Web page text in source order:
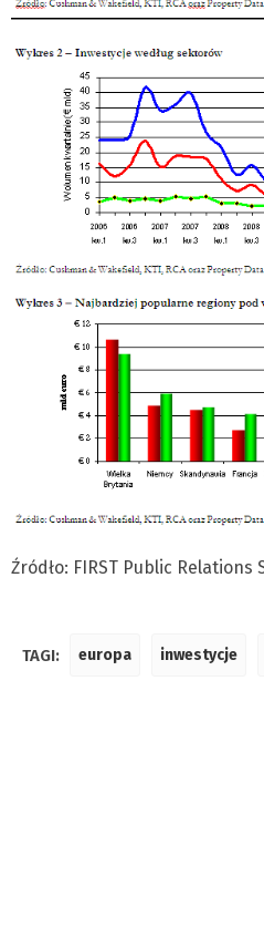
Źródło: FIRST Public Relations
TAGI: europa inwestycje